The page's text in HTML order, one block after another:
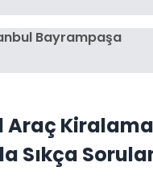
Bayrampaşa
Araç Kiralama
Sıkça